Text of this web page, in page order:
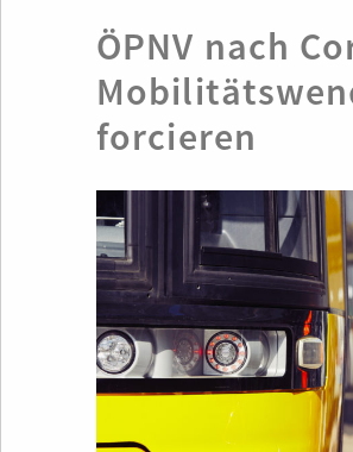
ÖPNV nach
forcieren